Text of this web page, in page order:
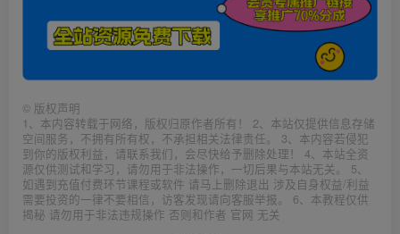
© 版权声明
1、本内容转载于网络，版权归原作者所有！ 2、本站仅提供信息存储
空间服务，不拥有所有权，不承担相关法律责任。 3、本内容若侵犯
到你的版权利益，请联系我们，会尽快给予删除处理！ 4、本站全资
源仅供测试和学习，请勿用于非法操作，一切后果与本站无关。 5、
如遇到充值付费环节课程或软件 请马上删除退出 涉及自身权益/利益
需要投资的一律不要相信，访客发现请向客服举报。 6、本教程仅供
揭秘 请勿用于非法违规操作 否则和作者 官网 无关